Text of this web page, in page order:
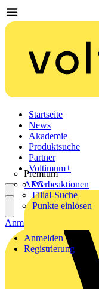
Startseite
News
Akademie
Produktsuche
Partner
Premium
AEG
Voltimum+
Werbeaktionen
Filial-Suche
Punkte einlösen
Anmelden
Registrierung
Anmelden